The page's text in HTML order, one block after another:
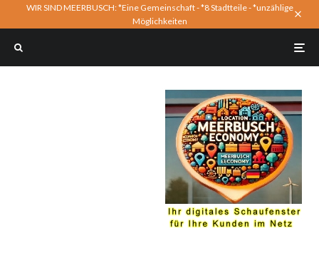
WIR SIND MEERBUSCH: *Eine Gemeinschaft - *8 Stadtteile - *unzählige
Möglichkeiten